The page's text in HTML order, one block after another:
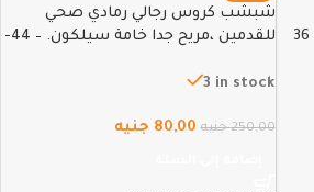
شبشب كروس رجالي رمادي صحي
للقدمين ،مريح جدا خامة سيلكون. – 44-
3 in stock
250,00 جنيه 80,00 جنيه